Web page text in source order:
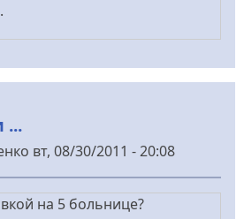
...
вт, 08/30/2011 - 20:08
на 5 больнице?